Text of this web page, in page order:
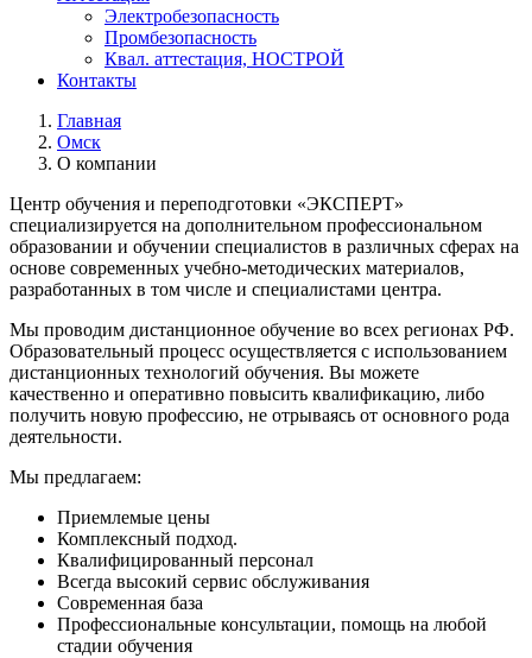
Электробезопасность
Промбезопасность
Квал. аттестация, НОСТРОЙ
Контакты
Главная
Омск
О компании
Центр обучения и переподготовки «ЭКСПЕРТ»
специализируется на дополнительном профессиональном
образовании и обучении специалистов в различных сферах на
основе современных учебно-методических материалов,
разработанных в том числе и специалистами центра.
Мы проводим дистанционное обучение во всех регионах РФ.
Образовательный процесс осуществляется с использованием
дистанционных технологий обучения. Вы можете
качественно и оперативно повысить квалификацию, либо
получить новую профессию, не отрываясь от основного рода
деятельности.
Мы предлагаем:
Приемлемые цены
Комплексный подход.
Квалифицированный персонал
Всегда высокий сервис обслуживания
Современная база
Профессиональные консультации, помощь на любой
стадии обучения